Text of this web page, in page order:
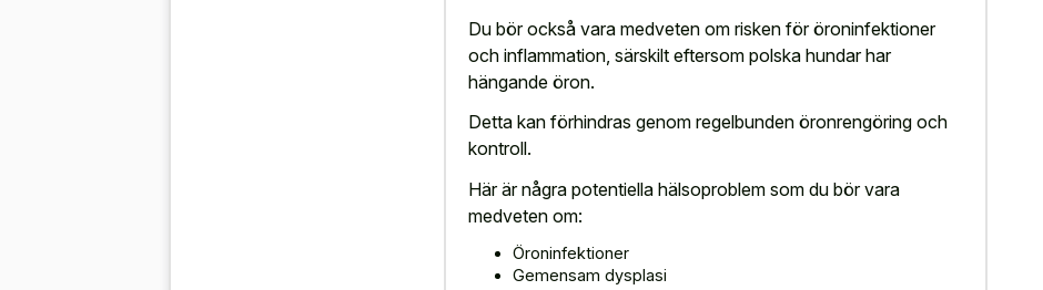
Du bör också vara medveten om risken för öroninfektioner
och inflammation, särskilt eftersom polska hundar har
hängande öron.
Detta kan förhindras genom regelbunden öronrengöring och
kontroll.
Här är några potentiella hälsoproblem som du bör vara
medveten om:
Öroninfektioner
Gemensam dysplasi